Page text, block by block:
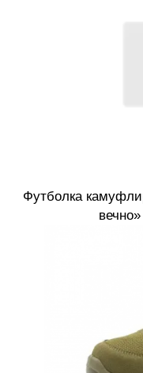
Футболка